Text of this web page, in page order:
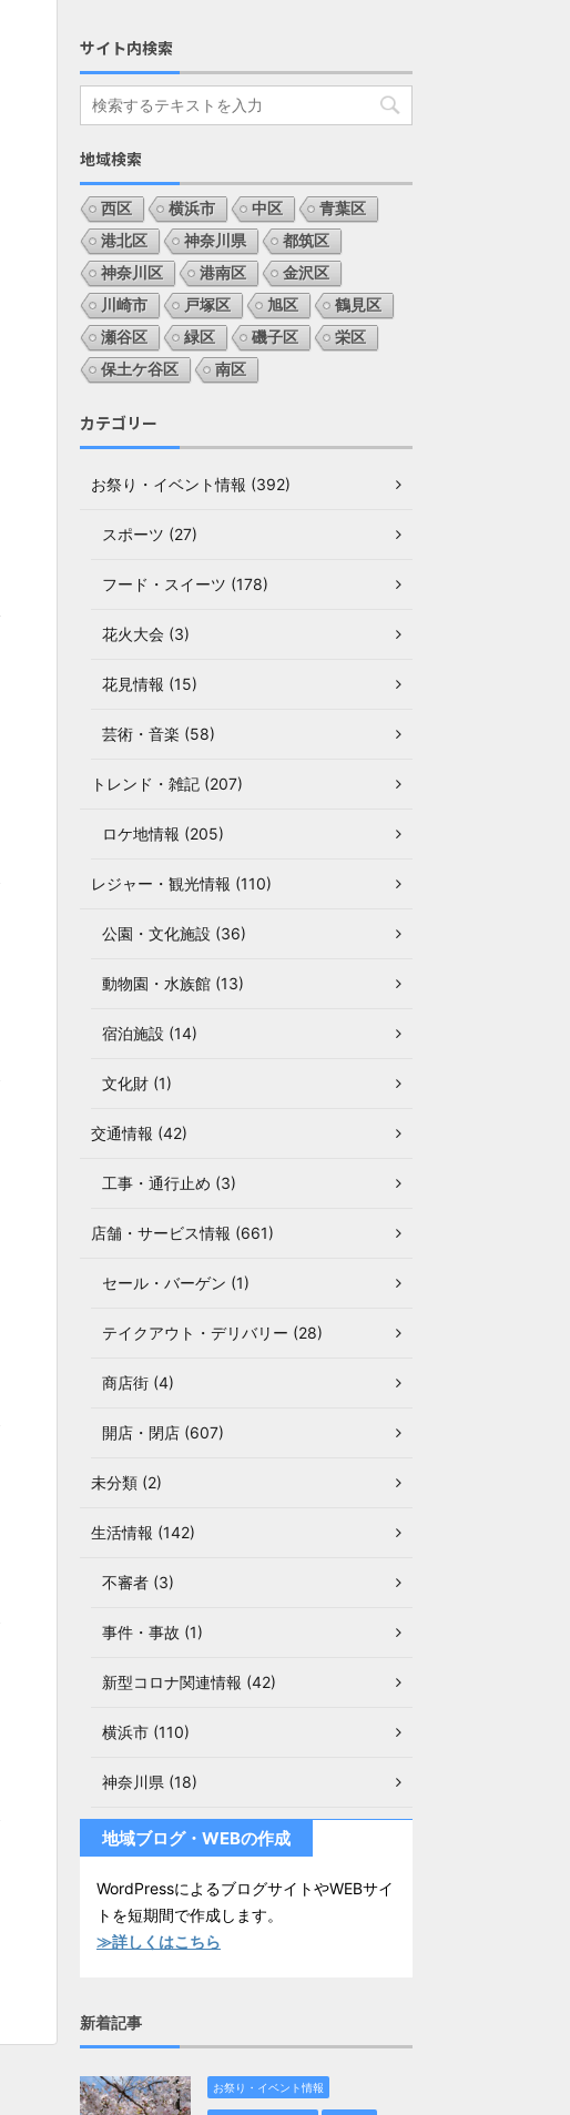
サイト内検索
地域検索
西区 横浜市 中区
青葉区
港北区
神奈川県
都筑区
神奈川区
港南区
金沢区
川崎市
戸塚区 旭区
鶴見区
瀬谷区
緑区 磯子区
栄区
保土ケ谷区
南区
カテゴリー
お祭り・イベント情報 (392)
スポーツ (27)
フード・スイーツ (178)
花火大会 (3)
花見情報 (15)
芸術・音楽 (58)
トレンド・雑記 (207)
ロケ地情報 (205)
レジャー・観光情報 (110)
公園・文化施設 (36)
動物園・水族館 (13)
宿泊施設 (14)
文化財 (1)
交通情報 (42)
工事・通行止め (3)
店舗・サービス情報 (661)
セール・バーゲン (1)
テイクアウト・デリバリー (28)
商店街 (4)
開店・閉店 (607)
未分類 (2)
生活情報 (142)
不審者 (3)
事件・事故 (1)
新型コロナ関連情報 (42)
横浜市 (110)
神奈川県 (18)
地域ブログ・WEBの作成
WordPressによるブログサイトやWEBサイ
トを短期間で作成します。
≫詳しくはこちら
新着記事
お祭り・イベント情報